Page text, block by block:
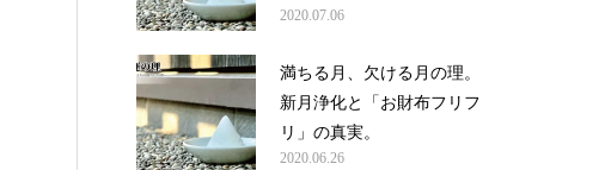
2020.07.06
満ちる月、欠ける月の理。
新月浄化と「お財布フリフ
リ」の真実。
2020.06.26